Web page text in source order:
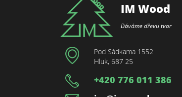
IM Wood
Dáváme dřevu tvar
Pod Sádkama 1552
Hluk, 687 25
+420 776 011 386